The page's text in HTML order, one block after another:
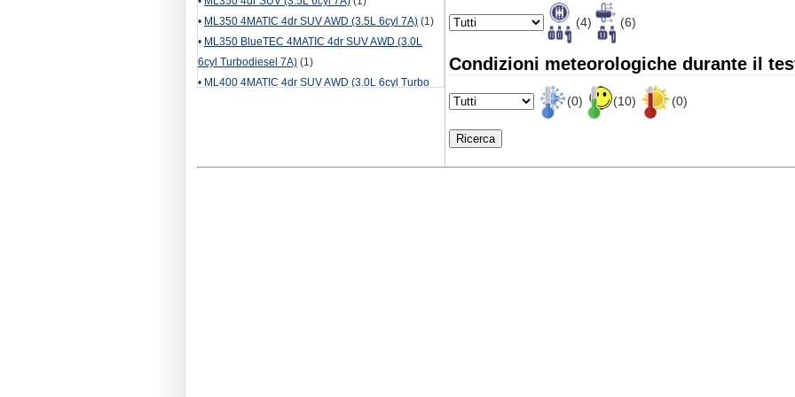
• ML350 4MATIC 4dr SUV AWD (3.5L 6cyl 7A) (1)
• ML350 BlueTEC 4MATIC 4dr SUV AWD (3.0L
6cyl Turbodiesel 7A) (1)
• ML400 4MATIC 4dr SUV AWD (3.0L 6cyl Turbo
•ML63 AMG 4dr SUV AWD (5.5L 8cyl Turbo 7A)(1)
(4) (6)
Condizioni meteorologiche durante il
(0) (10) (0)